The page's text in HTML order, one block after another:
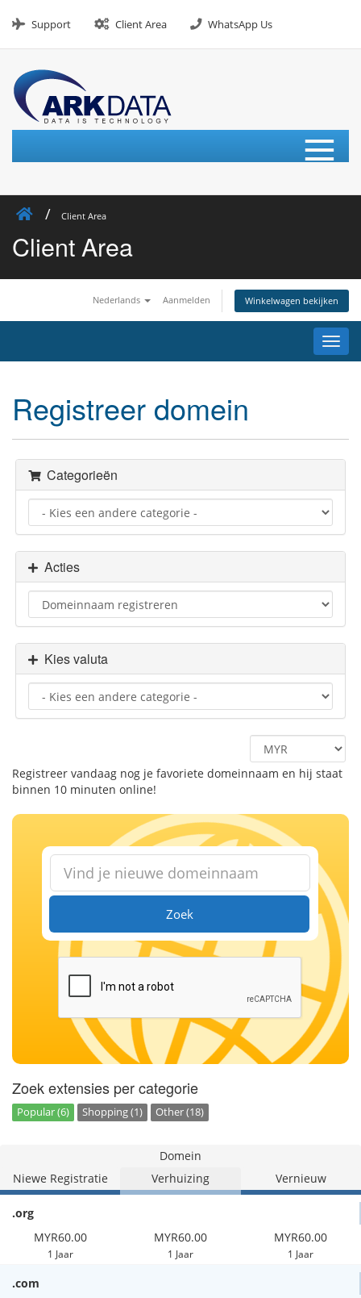
Support Client Area WhatsApp Us
≡
Client Area
Client Area
Nederlands Aanmelden Winkelwagen bekijken
in-/
Registreer domein
Categorieën
Acties
Kies valuta
Registreer vandaag nog je favoriete domeinnaam en hij staat
binnen 10 minuten online!
Zoek
Zoek extensies per categorie
Popular (6) Shopping (1) Other (18)
Domein
Niewe Registratie
Verhuizing Vernieuw
.org
MYR60.00
1 Jaar
MYR60.00
1 Jaar
MYR60.00
1 Jaar
.com